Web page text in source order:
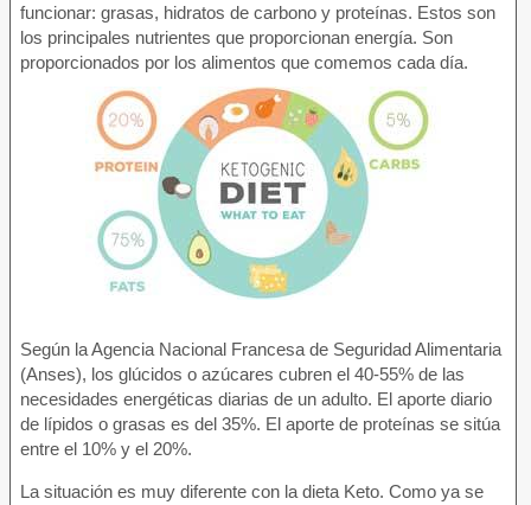
funcionar: grasas, hidratos de carbono y proteínas. Estos son
los principales nutrientes que proporcionan energía. Son
proporcionados por los alimentos que comemos cada día.
Según la Agencia Nacional Francesa de Seguridad Alimentaria
(Anses), los glúcidos o azúcares cubren el 40-55% de las
necesidades energéticas diarias de un adulto. El aporte diario
de lípidos o grasas es del 35%. El aporte de proteínas se sitúa
entre el 10% y el 20%.
La situación es muy diferente con la dieta Keto. Como ya se